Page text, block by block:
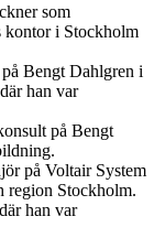
som
kontor i Stockholm
Bengt Dahlgren i
han var
på Bengt
på Voltair System
region Stockholm.
han var